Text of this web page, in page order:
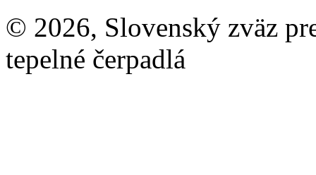
© 2026, Slovenský zväz
tepelné čerpadlá